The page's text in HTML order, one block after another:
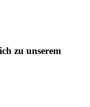
zu unserem